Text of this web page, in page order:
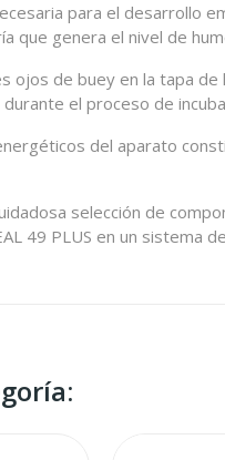
para el desarrollo
que genera el nivel de
ojos de buey en la tapa
el proceso de
del aparato
selección de
49 PLUS en un sistema